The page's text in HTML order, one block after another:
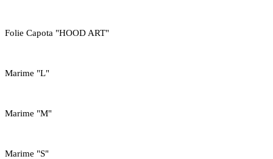
Folie Capota "HOOD ART"
Marime "L"
Marime "M"
Marime "S"